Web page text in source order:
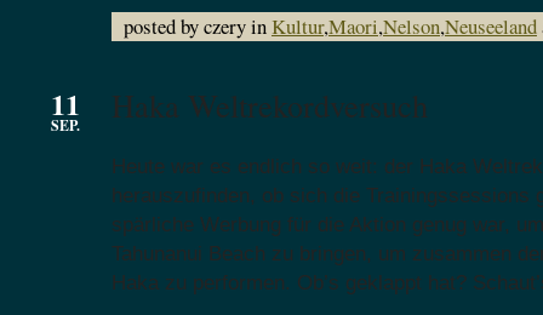
posted by czery inKultur,Maori,Nelson,Neuseeland
11
SEP. Haka Weltrekordversuch
Heute war es endlich so weit: der Haka
herauszufinden, ob sich die Trainingssessions
spärliche Werbung für die Aktion genug war,
Tahunanui Beach zu bringen, um zusammen
Haka zu performen. Ob’s geklappt hat?